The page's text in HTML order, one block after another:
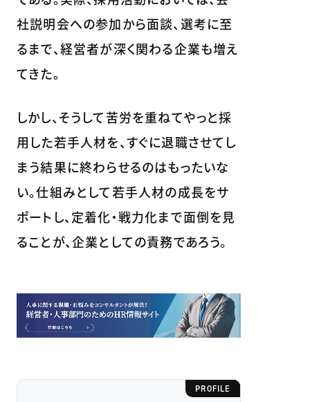
社説明会への参加から面談、選考に至
るまで、経営者が深く関わる企業も増え
てきた。
しかし、そうして苦労を重ねてやっと採
用した若手人材を、すぐに退職させてし
まう結果に終わらせるのはもったいな
い。仕組みとして若手人材の成長をサ
ポートし、定着化・戦力化まで面倒を見
ることが、企業としての責務であろう。
PROFILE